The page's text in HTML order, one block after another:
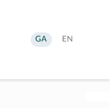
Aistrigh
go
GA
Change
EN